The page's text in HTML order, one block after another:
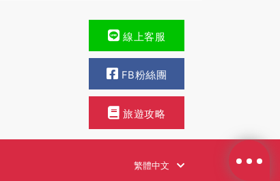
線上客服
FB粉絲團
旅遊攻略
繁體中文